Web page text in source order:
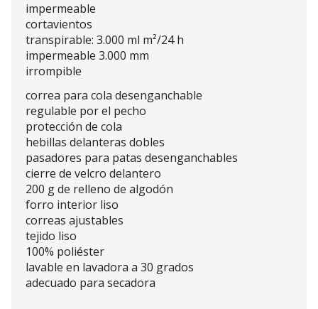
impermeable
cortavientos
transpirable: 3.000 ml m²/24 h
impermeable 3.000 mm
irrompible
correa para cola desenganchable
regulable por el pecho
protección de cola
hebillas delanteras dobles
pasadores para patas desenganchables
cierre de velcro delantero
200 g de relleno de algodón
forro interior liso
correas ajustables
tejido liso
100% poliéster
lavable en lavadora a 30 grados
adecuado para secadora